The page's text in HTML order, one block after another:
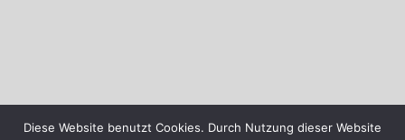
Diese Website benutzt Cookies. Durch Nutzung dieser Website